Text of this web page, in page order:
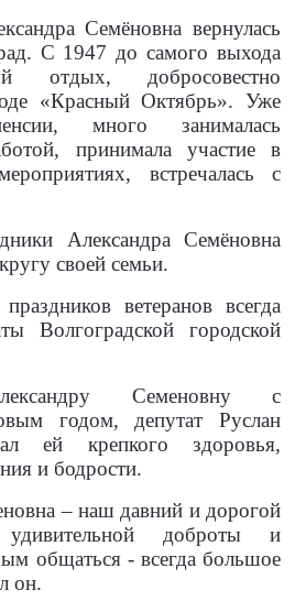
Семёновна вернулась
С 1947 до самого выхода
отдых, добросовестно
«Красный Октябрь». Уже
много занималась
принимала участие в
встречалась с
Александра Семёновна
своей семьи.
ветеранов всегда
Волгоградской городской
Семеновну с
годом, депутат Руслан
ей крепкого здоровья,
и бодрости.
– наш давний и дорогой
доброты и
общаться - всегда большое
он.